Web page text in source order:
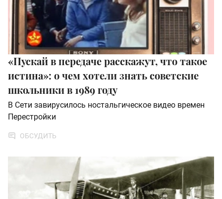
«Пускай в передаче расскажут, что такое
истина»: о чем хотели знать советские
школьники в 1989 году
В Сети завирусилось ностальгическое видео времен
Перестройки
ОБСУДИТЬ